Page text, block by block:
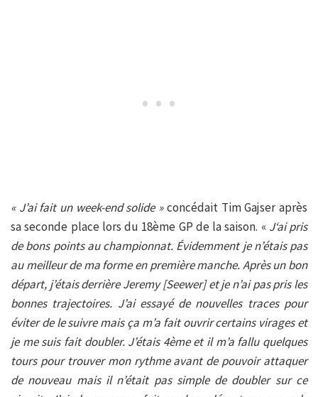
« J’ai fait un week-end solide »concédait Tim Gajser après
sa seconde place lors du 18ème GP de la saison. « J‘ai pris
de bons points au championnat. Évidemment je n’étais pas
au meilleur de ma forme en première manche. Après un bon
départ, j’étais derrière Jeremy [Seewer] et je n’ai pas pris les
bonnes trajectoires. J’ai essayé de nouvelles traces pour
éviter de le suivre mais ça m’a fait ouvrir certains virages et
je me suis fait doubler. J’étais 4ème et il m’a fallu quelques
tours pour trouver mon rythme avant de pouvoir attaquer
de nouveau mais il n’était pas simple de doubler sur ce